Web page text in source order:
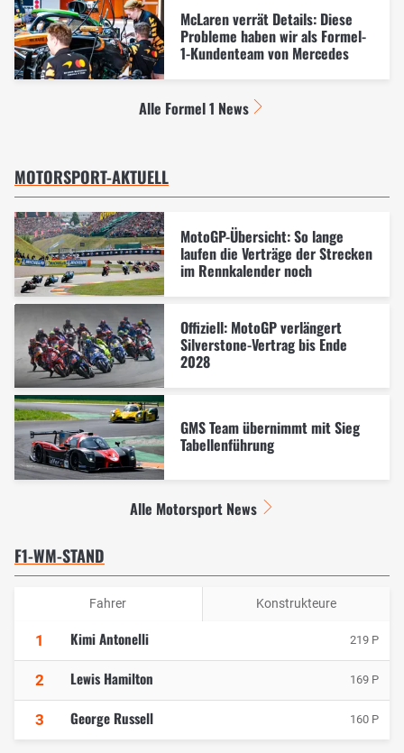
McLaren verrät Details: Diese
Probleme haben wir als Formel-
1-Kundenteam von Mercedes
Alle Formel 1 News
MOTORSPORT-AKTUELL
MotoGP-Übersicht: So lange
laufen die Verträge der Strecken
im Rennkalender noch
Offiziell: MotoGP verlängert
Silverstone-Vertrag bis Ende
2028
GMS Team übernimmt mit Sieg
Tabellenführung
Alle Motorsport News
F1-WM-STAND
Fahrer Konstrukteure
1 Kimi Antonelli 219 P
2 Lewis Hamilton 169 P
3 George Russell 160 P